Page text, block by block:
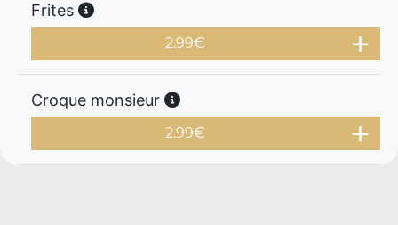
Frites
2.99€
Croque monsieur
2.99€